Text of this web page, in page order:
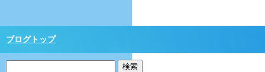
ブログトップ